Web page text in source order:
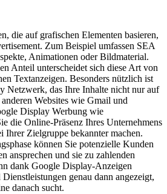
die auf grafischen Elementen basieren,
Zum Beispiel umfassen SEA
Animationen oder Bildmaterial.
Anteil unterscheidet sich diese Art von
Textanzeigen. Besonders nützlich ist
Netzwerk, das Ihre Inhalte nicht nur auf
Websites wie Gmail und
Display Werbung wie
die Online-Präsenz Ihres Unternehmens
Ihrer Zielgruppe bekannter machen.
können Sie potenzielle Kunden
ansprechen und sie zu zahlenden
dank Google Display-Anzeigen
genau dann angezeigt,
danach sucht.